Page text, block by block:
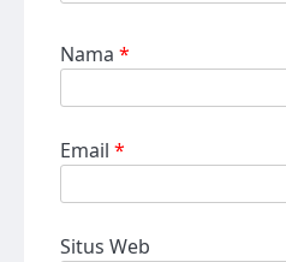
Nama *
Email *
Situs Web